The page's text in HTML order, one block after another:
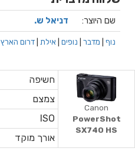
שם היוצר: דניאל ש.
נוף מדבר נופים אילת דרום הארץ
חשיפה
צמצם
ISO
אורך מוקד
Canon
PowerShot
SX740 HS